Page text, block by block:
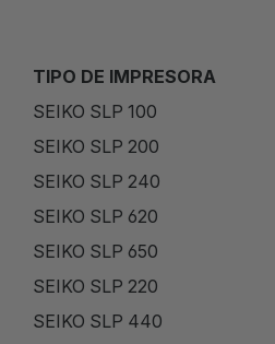
TIPO DE IMPRESORA
SEIKO SLP 100
SEIKO SLP 200
SEIKO SLP 240
SEIKO SLP 620
SEIKO SLP 650
SEIKO SLP 220
SEIKO SLP 440